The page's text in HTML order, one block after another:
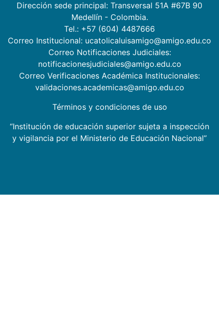
Dirección sede principal: Transversal 51A #67B 90
Medellín - Colombia.
Tel.: +57 (604) 4487666
Correo Institucional: ucatolicaluisamigo@amigo.edu.co
Correo Notificaciones Judiciales:
notificacionesjudiciales@amigo.edu.co
Correo Verificaciones Académica Institucionales:
validaciones.academicas@amigo.edu.co
Términos y condiciones de uso
“Institución de educación superior sujeta a inspección
y vigilancia por el Ministerio de Educación Nacional”